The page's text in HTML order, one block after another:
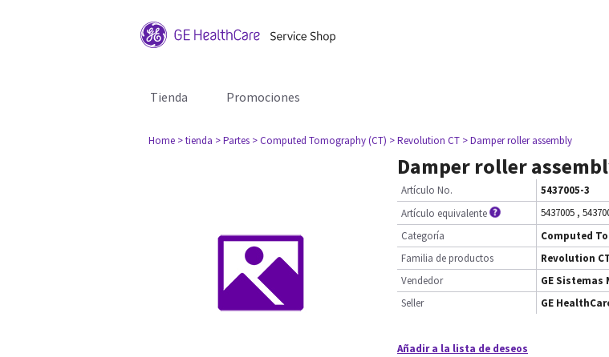
Tienda Promociones
Home > tienda > Partes > Computed Tomography (CT) > Revolution CT > Damper roller assembly
Damper roller
Artículo No.
5437005-3
Artículo equivalente
5437005 ,
Categoría
Computed
Familia de productos
Revolution
Vendedor
GE Sistemas
Seller
GE
Añadir a la lista de deseos